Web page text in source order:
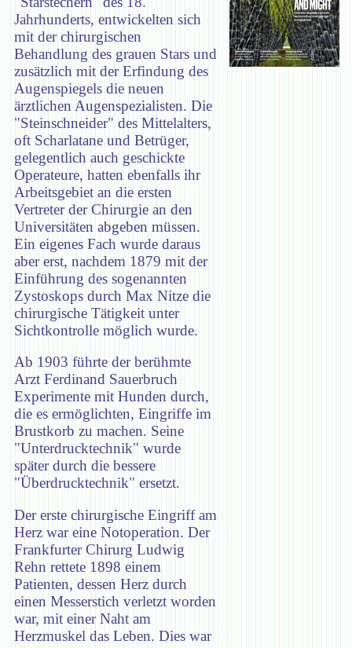
Jahrhunderts, entwickelten sich
mit der chirurgischen
Behandlung des grauen Stars und
zusätzlich mit der Erfindung des
Augenspiegels die neuen
ärztlichen Augenspezialisten. Die
"Steinschneider" des Mittelalters,
oft Scharlatane und Betrüger,
gelegentlich auch geschickte
Operateure, hatten ebenfalls ihr
Arbeitsgebiet an die ersten
Vertreter der Chirurgie an den
Universitäten abgeben müssen.
Ein eigenes Fach wurde daraus
aber erst, nachdem 1879 mit der
Einführung des sogenannten
Zystoskops durch Max Nitze die
chirurgische Tätigkeit unter
Sichtkontrolle möglich wurde.
Ab 1903 führte der berühmte
Arzt Ferdinand Sauerbruch
Experimente mit Hunden durch,
die es ermöglichten, Eingriffe im
Brustkorb zu machen. Seine
"Unterdrucktechnik" wurde
später durch die bessere
"Überdrucktechnik" ersetzt.
Der erste chirurgische Eingriff am
Herz war eine Notoperation. Der
Frankfurter Chirurg Ludwig
Rehn rettete 1898 einem
Patienten, dessen Herz durch
einen Messerstich verletzt worden
war, mit einer Naht am
Herzmuskel das Leben. Dies war